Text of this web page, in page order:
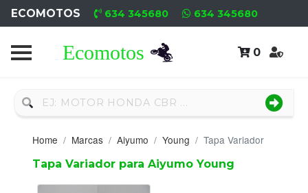
ECOMOTOS 634 345680 634 345680
0
Home
Nuevo
Neumáticos
Campa
Home Marcas Aiyumo Young Tapa Variador
Tapa Variador para Aiyumo Young